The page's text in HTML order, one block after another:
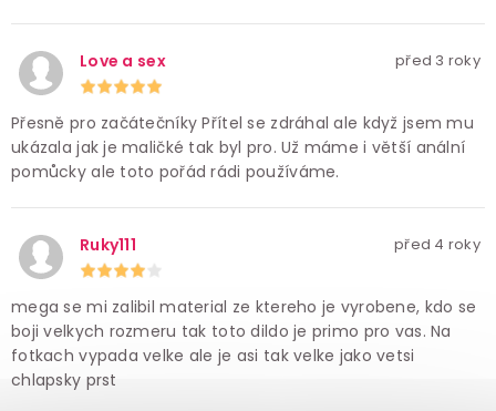
Love a sex před 3 roky
Přesně pro začátečníky Přítel se zdráhal ale když jsem mu
ukázala jak je maličké tak byl pro. Už máme i větší anální
pomůcky ale toto pořád rádi používáme.
Ruky111 před 4 roky
mega se mi zalibil material ze ktereho je vyrobene, kdo se
boji velkych rozmeru tak toto dildo je primo pro vas. Na
fotkach vypada velke ale je asi tak velke jako vetsi
chlapsky prst